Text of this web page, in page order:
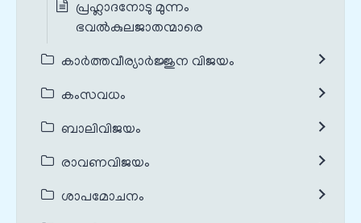
പ്രഹ്ലാദനോടു മുന്നം
ഭവൽകുലജാതന്മാരെ
കാർത്തവീര്യാർജ്ജുന വിജയം
കംസവധം
ബാലിവിജയം
രാവണവിജയം
ശാപമോചനം